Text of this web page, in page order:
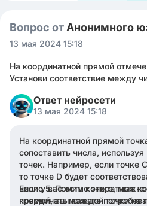
Вопрос от Анонимного
13 мая 2024 15:18
На координатной прямой
Установи соответствие между
Ответ нейросети
13 мая 2024 15:18
На координатной прямой
сопоставить числа,
точек. Например, если точке
то точке D будет
число 5. Помимо этого, можно
координаты каждой точки на
Если у вас есть конкретные
прямой, вы можете